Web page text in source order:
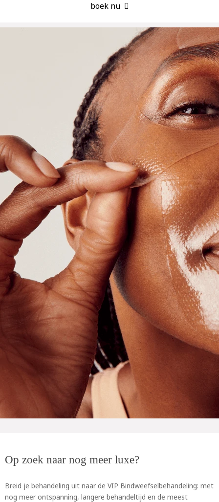
boek nu
Op zoek naar nog meer luxe?
Breid je behandeling uit naar de VIP Bindweefselbehandeling: met
nog meer ontspanning, langere behandeltijd en de meest